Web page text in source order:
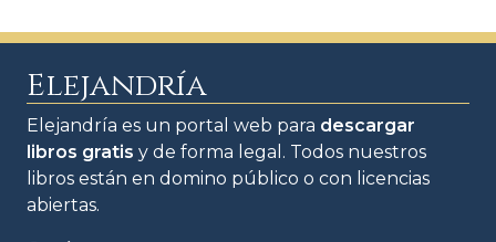
Elejandría
Elejandría es un portal web para descargar
libros gratis y de forma legal. Todos nuestros
libros están en domino público o con licencias
abiertas.